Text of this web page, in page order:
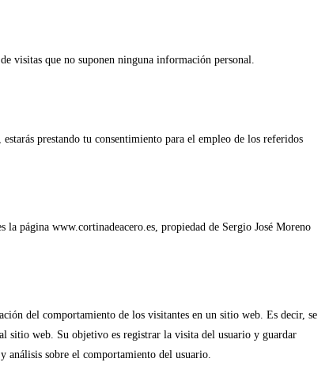
visitas que no suponen ninguna información personal.
prestando tu consentimiento para el empleo de los referidos
la página www.cortinadeacero.es, propiedad de Sergio José Moreno
del comportamiento de los visitantes en un sitio web. Es decir, se
sitio web. Su objetivo es registrar la visita del usuario y guardar
análisis sobre el comportamiento del usuario.